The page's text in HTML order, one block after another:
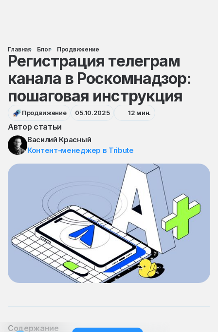
Главная Блог Продвижение
Регистрация телеграм
канала в Роскомнадзор:
пошаговая инструкция
Продвижение 05.10.2025 12 мин.
Автор статьи
Василий Красный
Контент-менеджер в Tribute
Содержание